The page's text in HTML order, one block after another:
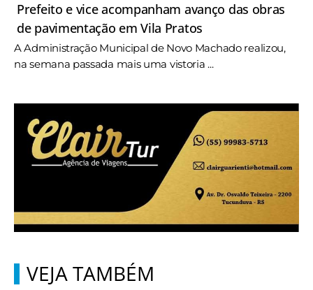
Prefeito e vice acompanham avanço das obras
de pavimentação em Vila Pratos
A Administração Municipal de Novo Machado realizou,
na semana passada mais uma vistoria ...
VEJA TAMBÉM